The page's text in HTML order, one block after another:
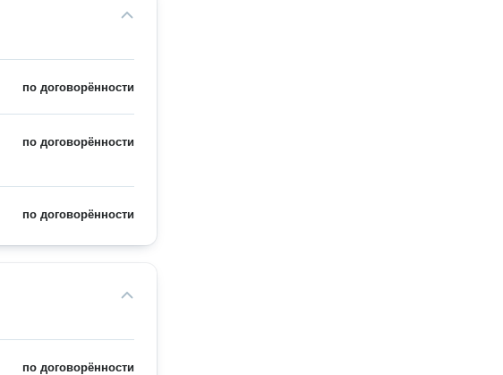
по договорённости
по договорённости
по договорённости
по договорённости